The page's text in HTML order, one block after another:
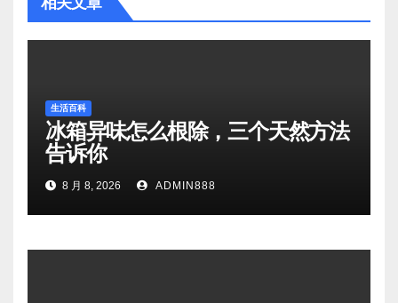
生活百科
冰箱异味怎么根除，三个天然方法
告诉你
8 月 8, 2026 ADMIN888